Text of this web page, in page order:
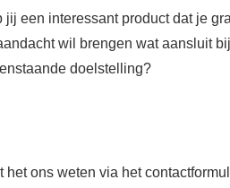
jij een interessant product dat je
wil brengen wat aansluit bij
doelstelling?
het ons weten via het